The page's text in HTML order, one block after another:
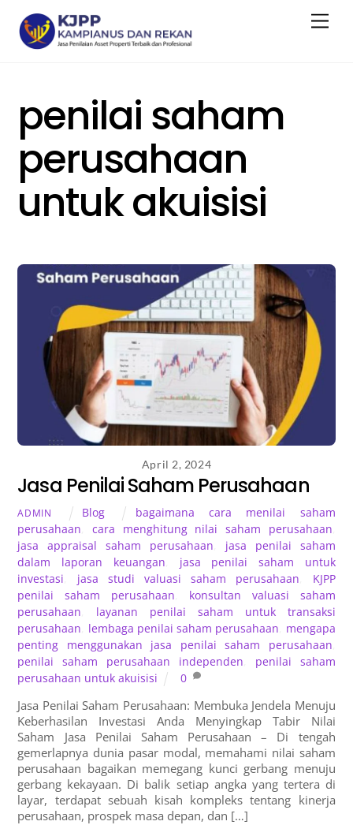
content
penilai saham
perusahaan
untuk akuisisi
April 2, 2024
Jasa Penilai Saham Perusahaan
ADMIN Blog
bagaimana cara menilai saham
perusahaan ,cara menghitung nilai saham perusahaan
jasa appraisal saham perusahaan
jasa penilai saham
dalam laporan keuangan
jasa penilai saham untuk
investasi
jasa studi valuasi saham perusahaan
KJPP
penilai saham perusahaan
konsultan valuasi saham
perusahaan
layanan penilai saham untuk transaksi
perusahaan
lembaga penilai saham perusahaan
mengapa
penting menggunakan jasa penilai saham perusahaan
penilai saham perusahaan independen
penilai saham
perusahaan untuk akuisisi
0
Jasa Penilai Saham Perusahaan: Membuka Jendela Menuju
Keberhasilan Investasi Anda Menyingkap Tabir Nilai
Saham Jasa Penilai Saham Perusahaan – Di tengah
gemerlapnya dunia pasar modal, memahami nilai saham
perusahaan bagaikan memegang kunci gerbang menuju
gerbang kekayaan. Di balik setiap angka yang tertera di
layar, terdapat sebuah kisah kompleks tentang kinerja
perusahaan, prospek masa depan, dan […]